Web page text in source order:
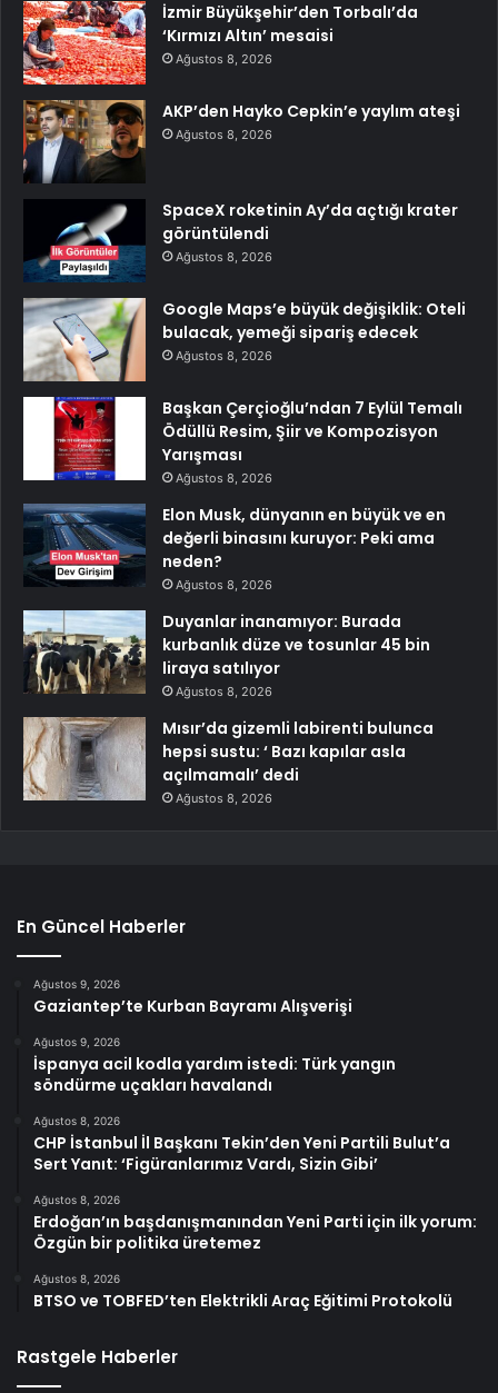
İzmir Büyükşehir’den Torbalı’da
‘Kırmızı Altın’ mesaisi
Ağustos 8, 2026
AKP’den Hayko Cepkin’e yaylım ateşi
Ağustos 8, 2026
SpaceX roketinin Ay’da açtığı krater
görüntülendi
Ağustos 8, 2026
Google Maps’e büyük değişiklik: Oteli
bulacak, yemeği sipariş edecek
Ağustos 8, 2026
Başkan Çerçioğlu’ndan 7 Eylül Temalı
Ödüllü Resim, Şiir ve Kompozisyon
Yarışması
Ağustos 8, 2026
Elon Musk, dünyanın en büyük ve en
değerli binasını kuruyor: Peki ama
neden?
Ağustos 8, 2026
Duyanlar inanamıyor: Burada
kurbanlık düze ve tosunlar 45 bin
liraya satılıyor
Ağustos 8, 2026
Mısır’da gizemli labirenti bulunca
hepsi sustu: ‘ Bazı kapılar asla
açılmamalı’ dedi
Ağustos 8, 2026
En Güncel Haberler
Ağustos 9, 2026
Gaziantep’te Kurban Bayramı Alışverişi
Ağustos 9, 2026
İspanya acil kodla yardım istedi: Türk yangın
söndürme uçakları havalandı
Ağustos 8, 2026
CHP İstanbul İl Başkanı Tekin’den Yeni Partili Bulut’a
Sert Yanıt: ‘Figüranlarımız Vardı, Sizin Gibi’
Ağustos 8, 2026
Erdoğan’ın başdanışmanından Yeni Parti için ilk yorum:
Özgün bir politika üretemez
Ağustos 8, 2026
BTSO ve TOBFED’ten Elektrikli Araç Eğitimi Protokolü
Rastgele Haberler